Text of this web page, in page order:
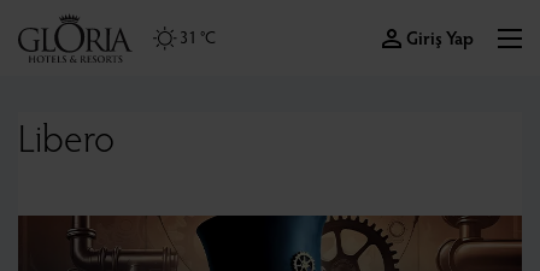
31 °C Giriş Yap
Libero